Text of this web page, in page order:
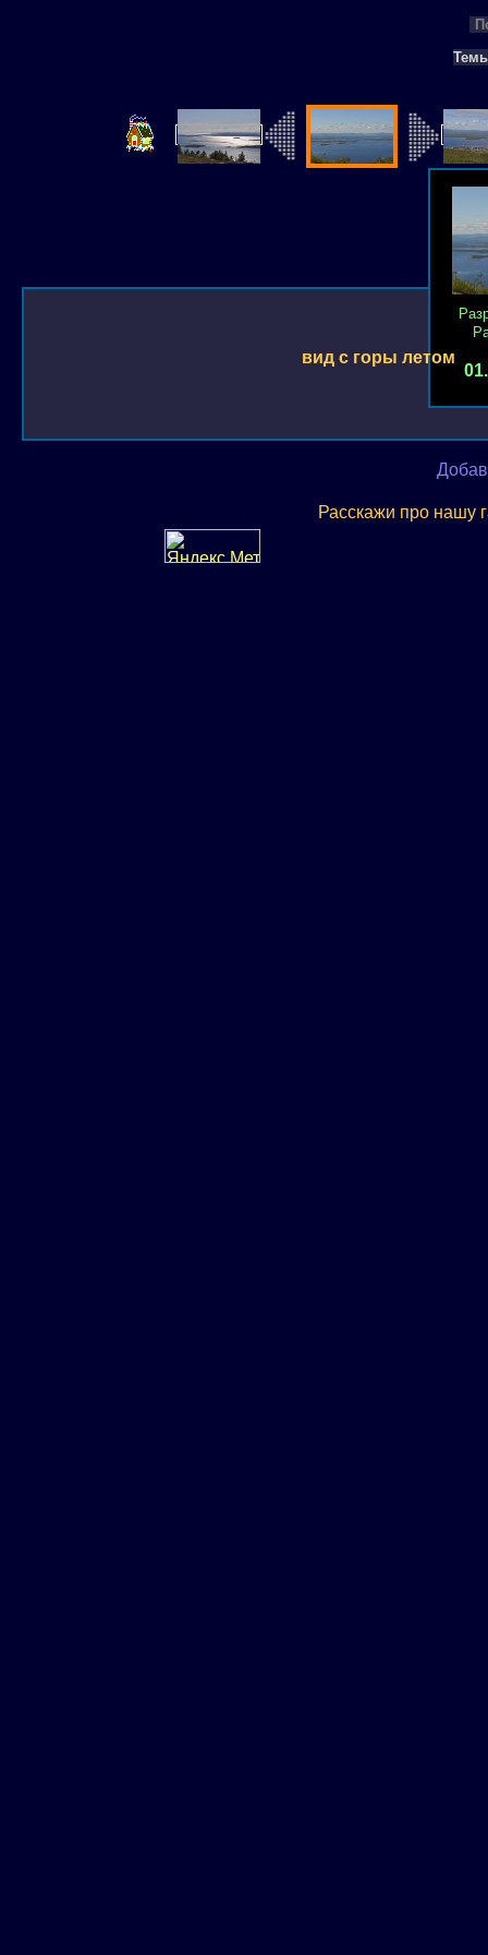
вид с горы летом
Расскажи про нашу